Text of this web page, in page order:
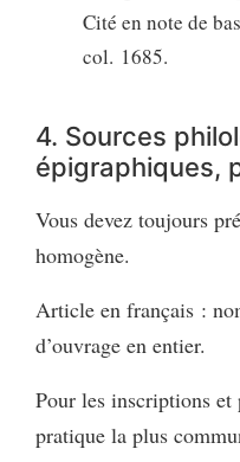
Cité en note de
col. 1685.
4. Sources
épigraphiques,
Vous devez toujours
homogène.
Article en français :
d’ouvrage en entier.
Pour les inscriptions
pratique la plus